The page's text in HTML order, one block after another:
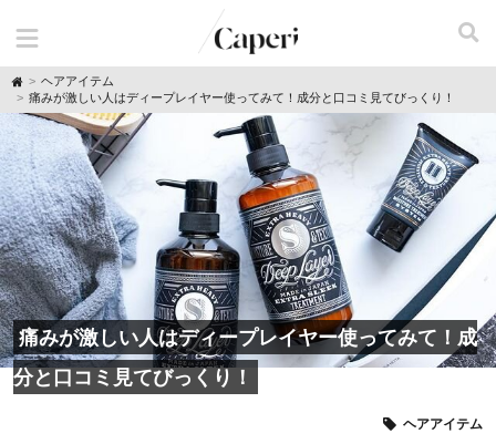
H
o
m
ヘアアイテム
痛みが激しい人はディープレイヤー使ってみて！成分と口コミ見てびっくり！
痛みが激しい人はディープレイヤー使ってみて！成
分と口コミ見てびっくり！
ヘアアイテム